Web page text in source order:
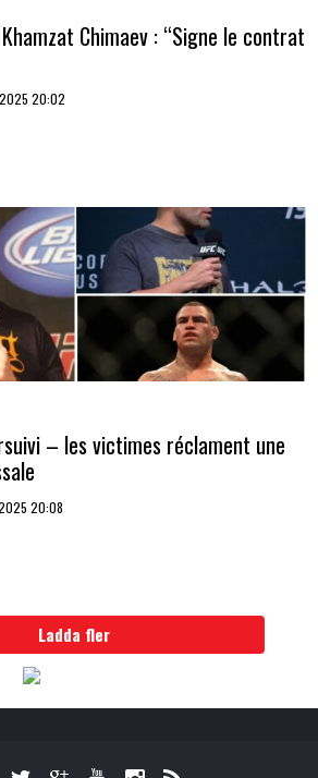
Chimaev : “Signe le contrat
20:02
– les victimes réclament une
20:08
Ladda fler